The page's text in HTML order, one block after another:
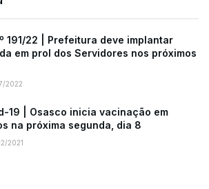
191/22 | Prefeitura deve implantar
em prol dos Servidores nos próximos
2022
19 | Osasco inicia vacinação em
na próxima segunda, dia 8
2021